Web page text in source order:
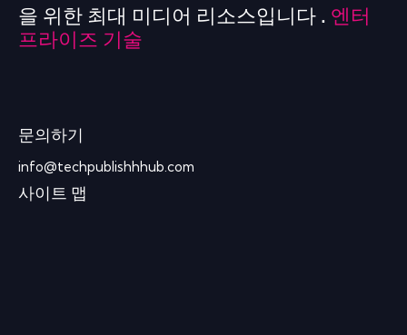
을 위한 최대 미디어 리소스입니다 . 엔터
프라이즈 기술
문의하기
info@techpublishhhub.com
사이트 맵